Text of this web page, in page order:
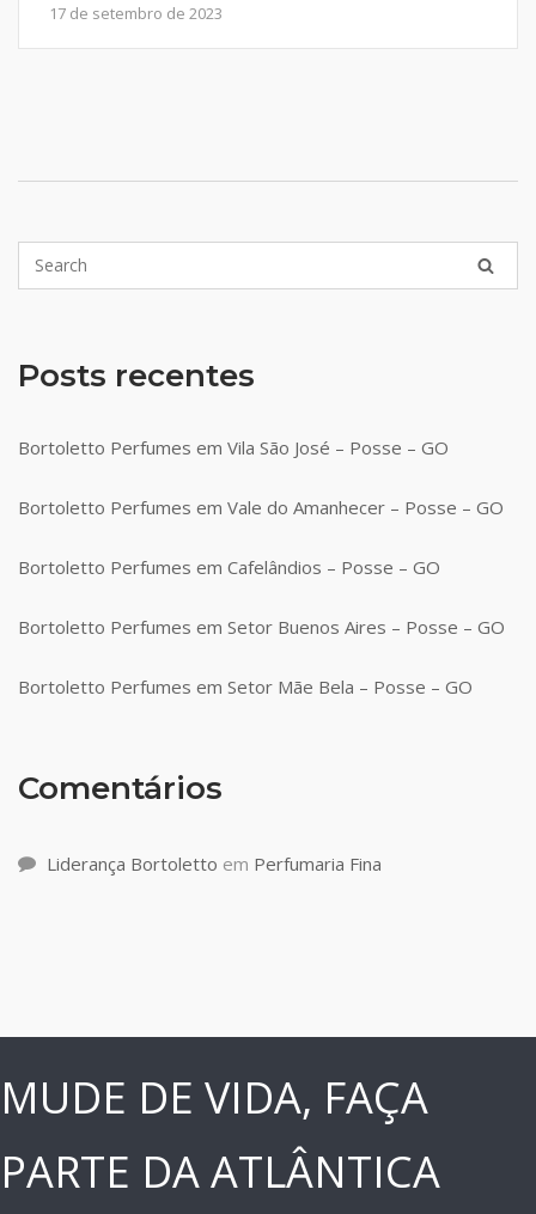
17 de setembro de 2023
Posts recentes
Bortoletto Perfumes em Vila São José – Posse – GO
Bortoletto Perfumes em Vale do Amanhecer – Posse – GO
Bortoletto Perfumes em Cafelândios – Posse – GO
Bortoletto Perfumes em Setor Buenos Aires – Posse – GO
Bortoletto Perfumes em Setor Mãe Bela – Posse – GO
Comentários
Liderança Bortoletto em Perfumaria Fina
MUDE DE VIDA, FAÇA
PARTE DA ATLÂNTICA